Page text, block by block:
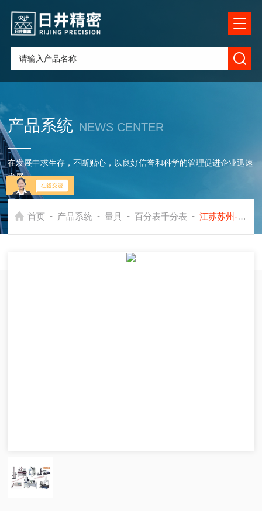
产品系统 NEWS CENTER
在发展中求生存，不断贴心，以良好信誉和科学的管理促进企业迅速
发展
首页 - 产品系统 - 量具 - 百分表千分表 - 江苏苏州-日本三丰百分表